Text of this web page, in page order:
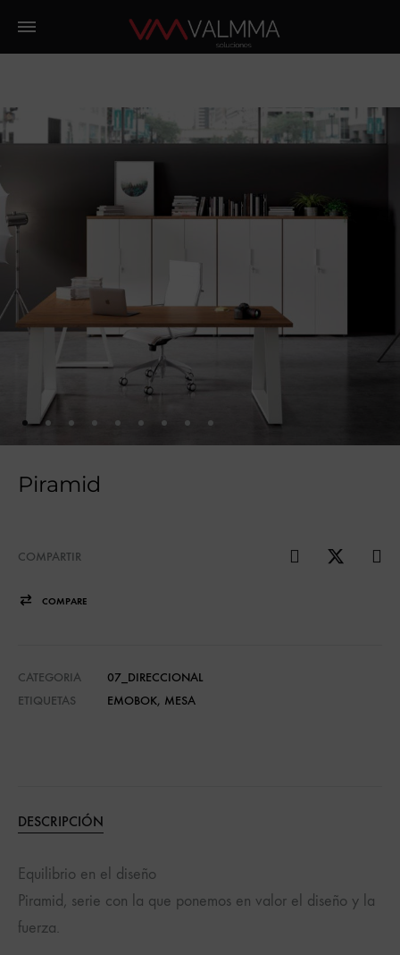
Piramid
COMPARTIR
COMPARE
CATEGORIA
07_DIRECCIONAL
ETIQUETAS
EMOBOK, MESA
DESCRIPCIÓN
Equilibrio en el diseño
Piramid, serie con la que ponemos en valor el diseño y la
fuerza.